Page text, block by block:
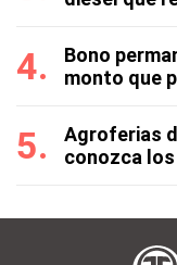
Bono
monto que
Agroferias
conozca